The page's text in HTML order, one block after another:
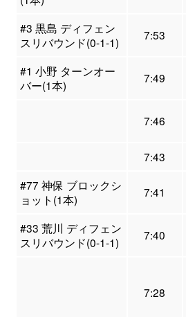
#3 黒島 ディフェン
スリバウンド(0-1-1)
7:53
#1 小野 ターンオー
バー(1本)
7:49
7:46
7:43
#77 神保 ブロックシ
ョット(1本)
7:41
#33 荒川 ディフェン
スリバウンド(0-1-1)
7:40
7:28